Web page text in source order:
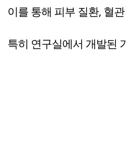
이를 통해 피부 질환, 혈
특히 연구실에서 개발된